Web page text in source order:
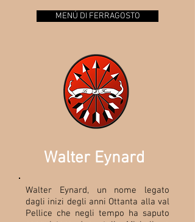
MENÚ DI FERRAGOSTO
Walter Eynard
Walter Eynard, un nome legato
dagli inizi degli anni Ottanta alla val
Pellice che negli tempo ha saputo